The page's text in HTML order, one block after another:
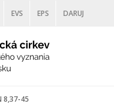
EVS EPS DARUJ
8,37-45